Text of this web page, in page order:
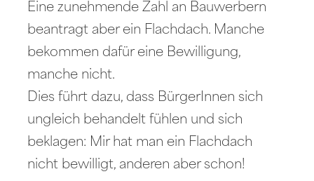
Eine zunehmende Zahl an Bauwerbern
beantragt aber ein Flachdach. Manche
bekommen dafür eine Bewilligung,
manche nicht.
Dies führt dazu, dass BürgerInnen sich
ungleich behandelt fühlen und sich
beklagen: Mir hat man ein Flachdach
nicht bewilligt, anderen aber schon!